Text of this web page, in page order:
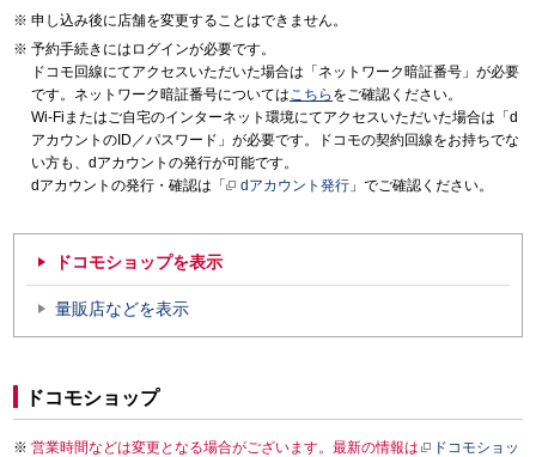
申し込み後に店舗を変更することはできません。
予約手続きにはログインが必要です。
ドコモ回線にてアクセスいただいた場合は「ネットワーク暗証番号」が必要
です。ネットワーク暗証番号についてはこちら をご確認ください。
Wi-Fiまたはご自宅のインターネット環境にてアクセスいただいた場合は「d
アカウントのID／パスワード」が必要です。ドコモの契約回線をお持ちでな
い方も、dアカウントの発行が可能です。
dアカウントの発行・確認は「
dアカウント発行 」でご確認ください。
ドコモショップを表示
量販店などを表示
ドコモショップ
営業時間などは変更となる場合がございます。最新の情報は
ドコモショッ